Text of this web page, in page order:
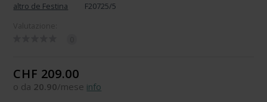
altro de Festina
F20725/5
CHF 209.00
o da 20.90/mese info